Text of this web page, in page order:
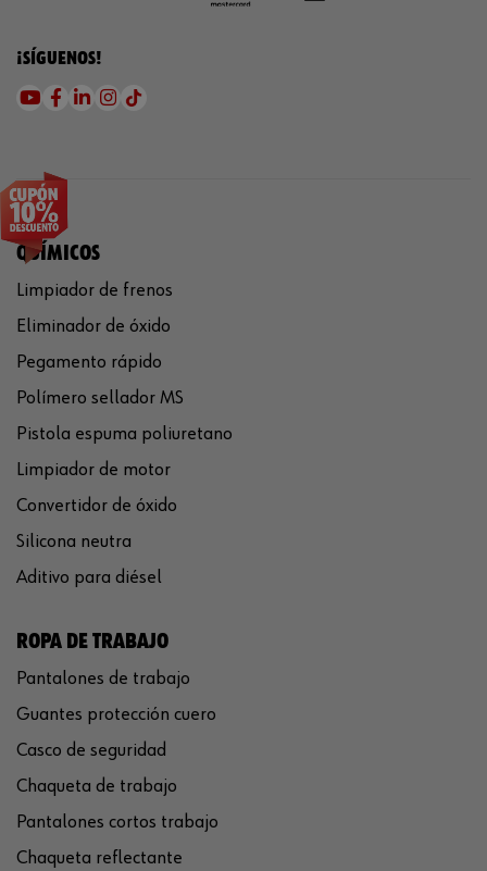
¡SÍGUENOS!
QUÍMICOS
Limpiador de frenos
Eliminador de óxido
Pegamento rápido
Polímero sellador MS
Pistola espuma poliuretano
Limpiador de motor
Convertidor de óxido
Silicona neutra
Aditivo para diésel
ROPA DE TRABAJO
Pantalones de trabajo
Guantes protección cuero
Casco de seguridad
Chaqueta de trabajo
Pantalones cortos trabajo
Chaqueta reflectante